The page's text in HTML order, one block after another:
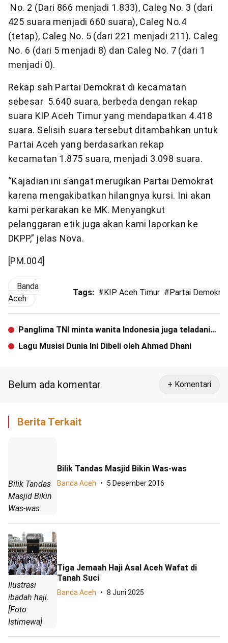
No. 2 (Dari 866 menjadi 1.833), Caleg No. 3 (dari
425 suara menjadi 660 suara), Caleg No.4
(tetap), Caleg No. 5 (dari 221 menjadi 211). Caleg
No. 6 (dari 5 menjadi 8) dan Caleg No. 7 (dari 1
menjadi 0).
Rekap sah Partai Demokrat di kecamatan
sebesar 5.640 suara, berbeda dengan rekap
suara KIP Aceh Timur yang mendapatkan 4.418
suara. Selisih suara tersebut ditambahkan untuk
Partai Aceh yang berdasarkan rekap
kecamatan 1.875 suara, menjadi 3.098 suara.
“Kajadian ini sangat merugikan Partai Demokrat
karena mengakibatkan hilangnya kursi. Ini akan
kami perkarakan ke MK. Menyangkut
pelanggaran etik juga akan kami laporkan ke
DKPP,” jelas Nova.
[PM.004]
Banda
Aceh
Tags: # KIP Aceh Timur # Partai Demokrat
Panglima TNI minta wanita Indonesia juga teladani
Cut Nyak Dien
Lagu Musisi Dunia Ini Dibeli oleh Ahmad Dhani
Belum ada komentar + Komentari
Berita Terkait
Bilik Tandas
Masjid Bikin
Was-was
Bilik Tandas Masjid Bikin Was-was
Banda Aceh 5 Desember 2016
Ilustrasi
ibadah haji.
[Foto:
Istimewa]
Tiga Jemaah Haji Asal Aceh Wafat di
Tanah Suci
Banda Aceh 8 Juni 2025